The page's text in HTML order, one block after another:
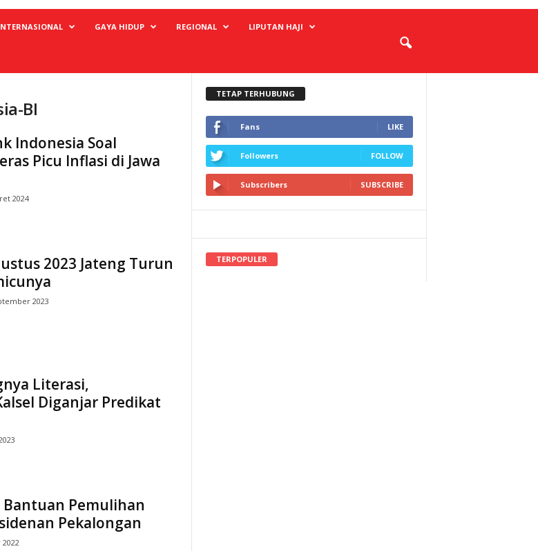
GAYA HIDUP REGIONAL LIPUTAN HAJI
BI
Indonesia Soal
Picu Inflasi di Jawa
2024
2023 Jateng Turun
2023
Literasi,
Diganjar Predikat
Bantuan Pemulihan
Pekalongan
TETAP TERHUBUNG
Fans LIKE
Followers FOLLOW
Subscribers SUBSCRIBE
TERPOPULER